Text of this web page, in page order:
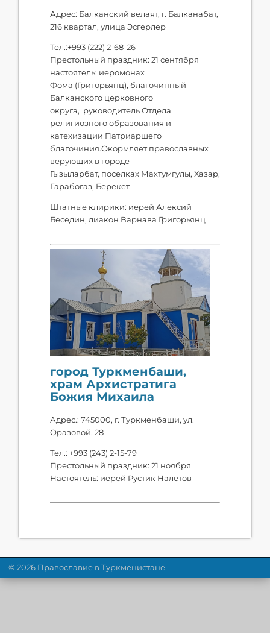
Адрес: Балканский велаят, г. Балканабат,
216 квартал, улица Эсгерлер
Тел.:+993 (222) 2-68-26
Престольный праздник: 21 сентября
настоятель: иеромонах
Фома (Григорьянц), благочинный
Балканского церковного
округа, руководитель Отдела
религиозного образования и
катехизации Патриаршего
благочиния.Окормляет православных
верующих в городе
Гызыларбат, поселках Махтумгулы, Хазар,
Гарабогаз, Берекет.
Штатные клирики: иерей Алексий
Беседин, диакон Варнава Григорьянц
город Туркменбаши,
храм Архистратига
Божия Михаила
Адрес.: 745000, г. Туркменбаши, ул.
Оразовой, 28
Тел.: +993 (243) 2-15-79
Престольный праздник: 21 ноября
Настоятель: иерей Рустик Налетов
© 2026 Православие в Туркменистане